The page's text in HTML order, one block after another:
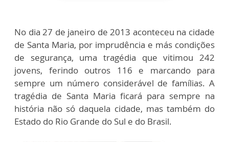
No dia 27 de janeiro de 2013 aconteceu na cidade
de Santa Maria, por imprudência e más condições
de segurança, uma tragédia que vitimou 242
jovens, ferindo outros 116 e marcando para
sempre um número considerável de famílias. A
tragédia de Santa Maria ficará para sempre na
história não só daquela cidade, mas também do
Estado do Rio Grande do Sul e do Brasil.